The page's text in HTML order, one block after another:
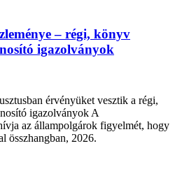
– régi, könyv
igazolványok
érvényüket vesztik a régi,
igazolványok A
az állampolgárok figyelmét, hogy
összhangban, 2026.